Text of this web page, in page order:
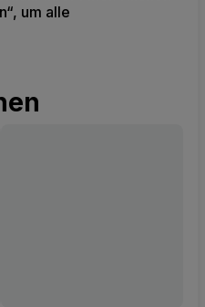
um alle